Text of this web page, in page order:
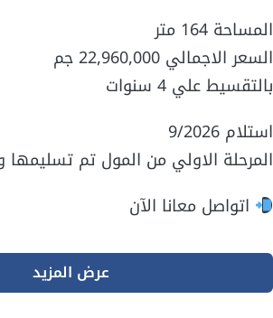
المساحة 164 متر
السعر الاجمالي 22,960,000 جم
بالتقسيط علي 4 سنوات
استلام 9/2026
المرحلة الاولي من المول تم تسليمها
اتواصل معانا الآن
عرض المزيد